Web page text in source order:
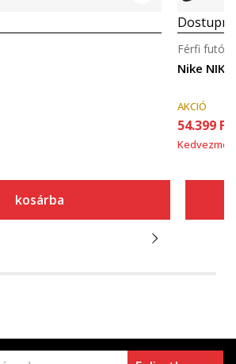
kosárba
Nike NIKE
Férfi
AKCIÓ
54.399 Ft